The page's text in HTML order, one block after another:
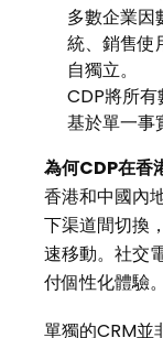
多數企業
統、銷售使
自獨立。
CDP將所
基於單一事
為何CDP在香
香港和中國內
下渠道間切換
速移動。社交
付個性化體驗。
單獨的CRM並